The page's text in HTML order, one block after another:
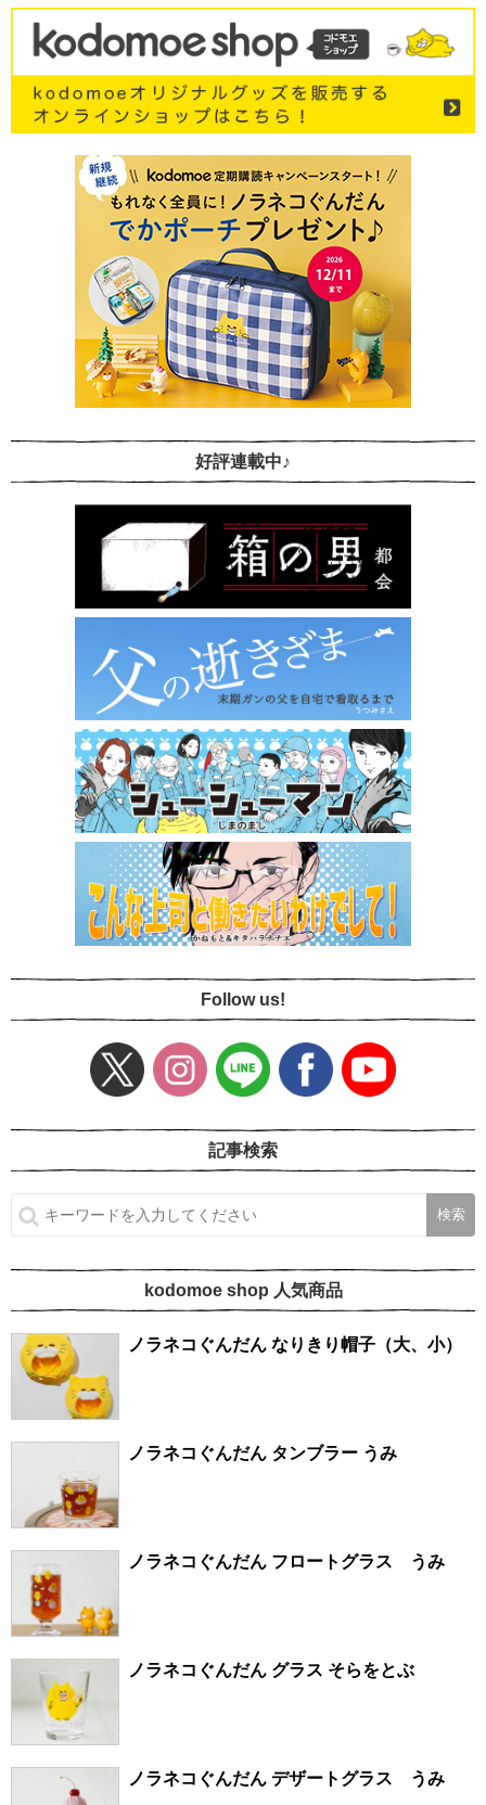
好評連載中♪
Follow us!
記事検索
kodomoe shop 人気商品
ノラネコぐんだん なりきり帽子（大、小）
ノラネコぐんだん タンブラー うみ
ノラネコぐんだん フロートグラス うみ
ノラネコぐんだん グラス そらをとぶ
ノラネコぐんだん デザートグラス うみ